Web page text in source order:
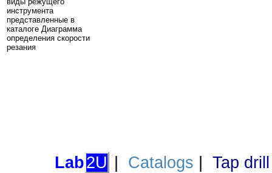
инструмента
представленные в
каталоге Диаграмма
определения скорости
резания
Lab2U Catalogs Tap